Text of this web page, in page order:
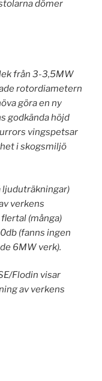
dömer
från 3-3,5MW
rotordiametern
göra en ny
godkända höjd
vingspetsar
i skogsmiljö
ljuduträkningar)
verkens
(många)
(fanns ingen
6MW verk).
Flodin visar
av verkens